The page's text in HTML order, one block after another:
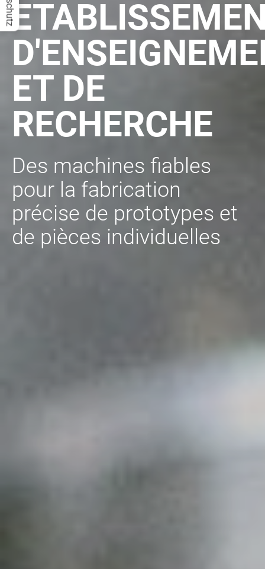
ET DE
RECHERCHE
Des machines fiables
pour la fabrication
précise de prototypes et
de pièces individuelles